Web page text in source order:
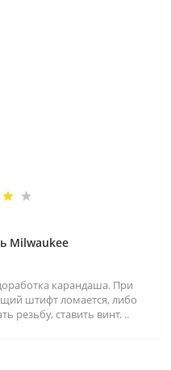
Milwaukee
карандаша. При
штифт ломается, либо
резьбу, ставить винт. ..